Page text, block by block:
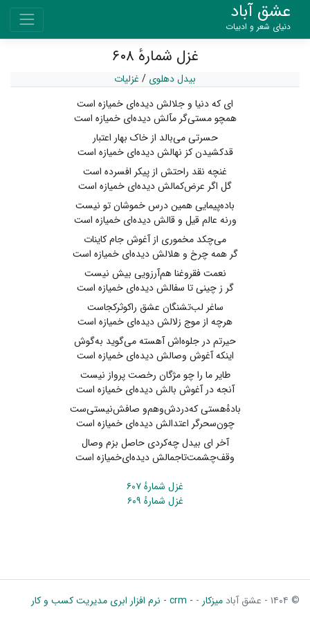
عشق آباد
دنیای شعر و ادبیات
غزل شمارهٔ ۶۰۸
بیدل دهلوی / غزلیات
ای که دنیا و جلالش دیده‌ای خمیازه است
همچو مستی‌گر مآلش دیده‌ای خمیازه است
حسرتی می‌بالد از خاک بهار اعتبار
قدکشیدن کز نهالش دیده‌ای خمیازه است
غنچه نقد راحتش از پیکر افسرده است
گل اگر عرض‌کمالش دیده‌ای خمیازه است
باده‌پیمایی همین درس خموشان تو نیست
ورنه عالم قیل و قالش دیده‌ای خمیازه است
می‌چکد مخموری از آغوش جام کاینات
گر همه چرخ و هلالش دیده‌ای خمیازه است
نعمت فقروغنا هم‌آرزویی بیش نیست
گر ز چینی تا سفالش دیده‌ای خمیازه است
ساغر لب‌تشنگان عشق راکوثرکجاست
هرچه از موج زلالش دیده‌ای خمیازه است
حیرتم در جلوه‌اش آهسته می‌گوید به‌گوش
اینکه آغوش وصالش دیده‌ای خمیازه است
طایر ما را چو مژگان رخصت پرواز نیست
آنجه در آغوش بالش دیده‌ای خمیازه است
بادهٔ‌هستی که‌دردش‌وهم‌و صافش‌نیستی‌ست
چون‌سحرگر اعتدالش دیده‌ای خمیازه است
آخر ای بیدل چه‌کردی حاصل بزم وصال
وقف‌چشمت‌تاجمالش دیده‌ای‌خمیازه است
غزل شمارهٔ ۶۰۷
غزل شمارهٔ ۶۰۹
© ۱۴۰۴ - عشق آباد میزکار - - crm - نرم افزار ابری مدیریت کسب و کار